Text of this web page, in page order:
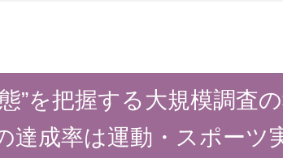
”を把握する大規模調査
成率は運動・スポーツ